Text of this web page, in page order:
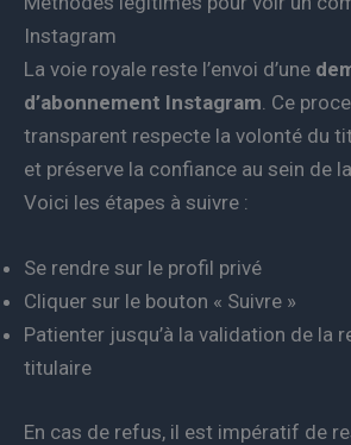
Instagram
La voie royale reste l’envoi d’une
d’abonnement Instagram. Ce
transparent respecte la volonté du
et préserve la confiance au sein de
Voici les étapes à suivre :
Se rendre sur le profil privé
Cliquer sur le bouton « Suivre »
Patienter jusqu’à la validation de la
titulaire
En cas de refus, il est impératif de